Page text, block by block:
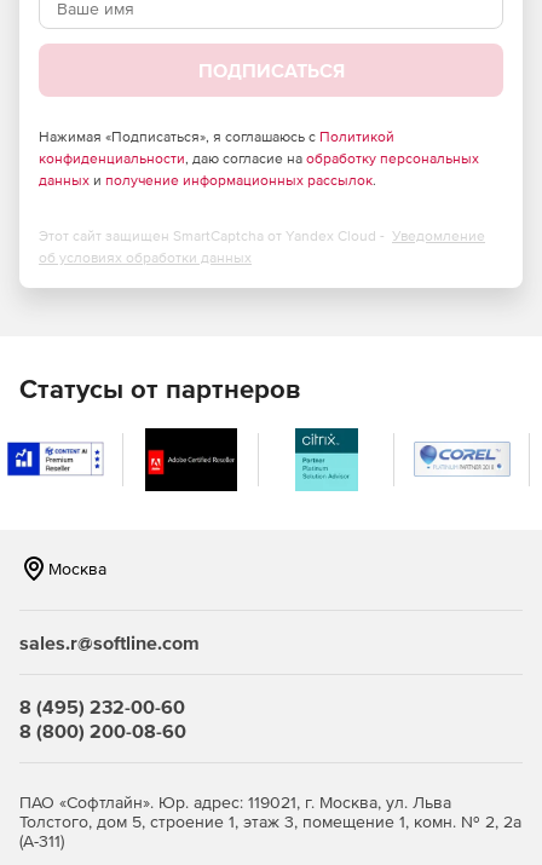
включают:
Мониторинг и управление сетями.
Контроль доступа.
Автоматизация зданий.
Управление торговыми и платежными автоматами.
Сенсорные сети.
Автоматическое снятие показаний счетчиков.
Управления рекламными и информационными
Управление мобильными устройствами (GSM/3G/LTE).
И другие.
ПОДПИСАТЬСЯ
Нажимая «Подписаться», я соглашаюсь с Политикой
конфиденциальности, даю согласие на обработку персональных
данных и получение информационных рассылок.
Этот сайт защищен SmartCaptcha от Yandex Cloud - Уведомление
об условиях обработки данных
Статусы от партнеров
Москва
sales.r@softline.com
8 (495) 232-00-60
8 (800) 200-08-60
ПАО «Софтлайн». Юр. адрес: 119021, г. Москва, ул. Льва
Толстого, дом 5, строение 1, этаж 3, помещение 1, комн. № 2, 2а
(А-311)